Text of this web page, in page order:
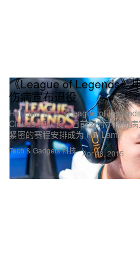
Tech & Gadgets 科技
《League of Legends》
伤病宣布退役
Hai Lam 作为《League of
Cloud9 的队长，日前因为手腕伤
紧密的赛程安排成为 Hai Lam
Apr 28, 2015